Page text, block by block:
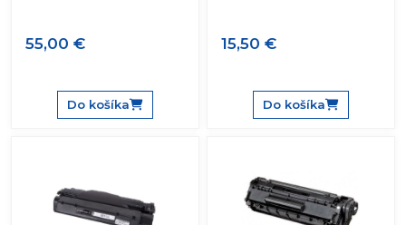
55,00 €
Do košíka
15,50 €
Do košíka